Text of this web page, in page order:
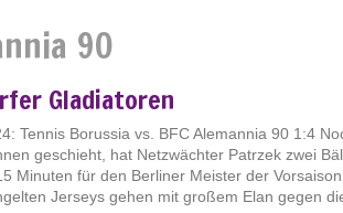
90
Gladiatoren
Tennis Borussia vs. BFC Alemannia 90 1:4
geschieht, hat Netzwächter Patrzek zwei
Minuten für den Berliner Meister der
Jerseys gehen mit großem Elan gegen